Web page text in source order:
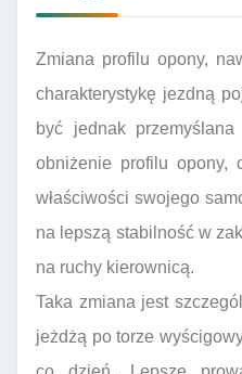
Zmiana profilu opony,
charakterystykę jezdną
być jednak
obniżenie profilu opony,
właściwości swojego
na lepszą stabilność w
na ruchy kierownicą.
Taka zmiana jest
jeżdżą po torze